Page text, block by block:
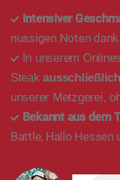
Intensiver
nussigen Noten
In unserem
Steak
unserer Metzgerei,
Bekannt aus dem
Battle, Hallo Hessen